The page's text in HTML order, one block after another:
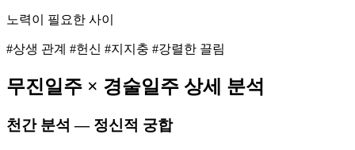
노력이 필요한 사이
#상생 관계 #헌신 #지지충 #강렬한 끌림
무진일주 × 경술일주 상세 분석
천간 분석 — 정신적 궁합